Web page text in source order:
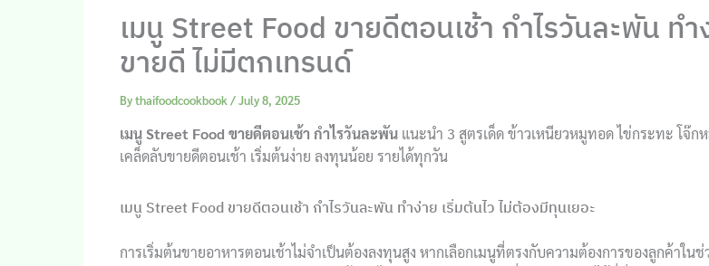
เมนู Street Food ขายดีตอนเช้า กำไรวันละพัน ทำ
ขายดี ไม่มีตกเทรนด์
Bythaifoodcookbook /July 8, 2025
เมนู Street Food ขายดีตอนเช้า กำไรวันละพัน แนะนำ 3 สูตรเด็ด ข้าวเหนียวหมูทอด ไข่กระทะ โจ๊ก
เคล็ดลับขายดีตอนเช้า เริ่มต้นง่าย ลงทุนน้อย รายได้ทุกวัน
เมนู Street Food ขายดีตอนเช้า กำไรวันละพัน ทำง่าย เริ่มต้นไว ไม่ต้องมีทุนเยอะ
การเริ่มต้นขายอาหารตอนเช้าไม่จำเป็นต้องลงทุนสูง หากเลือกเมนูที่ตรงกับความต้องการของลูกค้าในช่ว